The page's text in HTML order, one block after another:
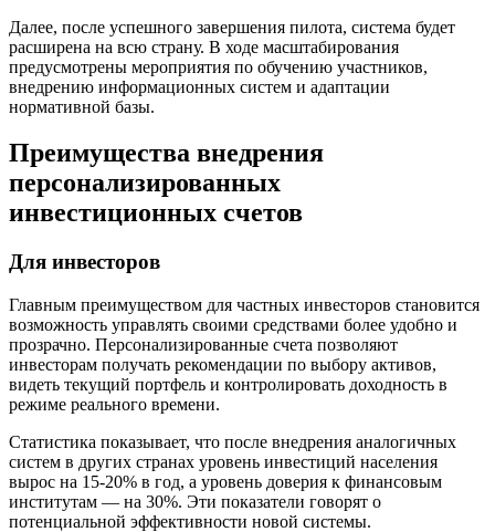
Далее, после успешного завершения пилота, система будет
расширена на всю страну. В ходе масштабирования
предусмотрены мероприятия по обучению участников,
внедрению информационных систем и адаптации
нормативной базы.
Преимущества внедрения
персонализированных
инвестиционных счетов
Для инвесторов
Главным преимуществом для частных инвесторов становится
возможность управлять своими средствами более удобно и
прозрачно. Персонализированные счета позволяют
инвесторам получать рекомендации по выбору активов,
видеть текущий портфель и контролировать доходность в
режиме реального времени.
Статистика показывает, что после внедрения аналогичных
систем в других странах уровень инвестиций населения
вырос на 15-20% в год, а уровень доверия к финансовым
институтам — на 30%. Эти показатели говорят о
потенциальной эффективности новой системы.